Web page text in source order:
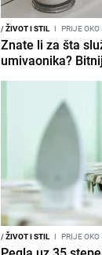
/ŽIVOT I STIL I PRIJE OKO
Znate li za šta
umivaonika?
/ŽIVOT I STIL I PRIJE OKO